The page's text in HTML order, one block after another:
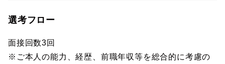
選考フロー
面接回数3回
※ご本人の能力、経歴、前職年収等を総合的に考慮の